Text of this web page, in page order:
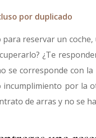
por duplicado
reservar un
¿Te
se corresponde con
por la
de arras y no se